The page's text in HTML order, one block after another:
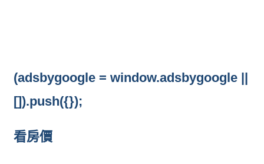
(adsbygoogle = window.adsbygoogle ||
[]).push({});
看房價